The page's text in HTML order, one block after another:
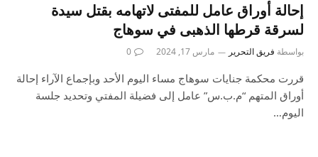
إحالة أوراق عامل للمفتى لاتهامه بقتل سيدة
لسرقة قرطها الذهبى في سوهاج
بواسطة فريق التحرير مارس 17, 2024 0
قررت محكمة جنايات سوهاج مساء اليوم الأحد وبإجماع الآراء إحالة
أوراق المتهم “م.ب.س” عامل إلى فضيلة المفتي وتحديد جلسة
اليوم…